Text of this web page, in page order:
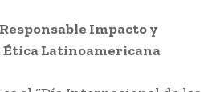
Impacto y
Ética Latinoamericana